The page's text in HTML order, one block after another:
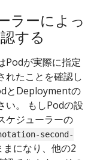
ラーによっ
する
Podが実際に指定
れたことを確認し
とDeploymentの
い。 もしPodの設
ケジューラーの
second-
になり、他の2